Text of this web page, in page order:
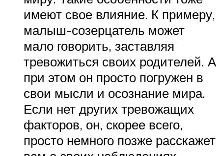
имеют свое влияние. К примеру,
малыш-созерцатель может
мало говорить, заставляя
тревожиться своих родителей. А
при этом он просто погружен в
свои мысли и осознание мира.
Если нет других тревожащих
факторов, он, скорее всего,
просто немного позже расскажет